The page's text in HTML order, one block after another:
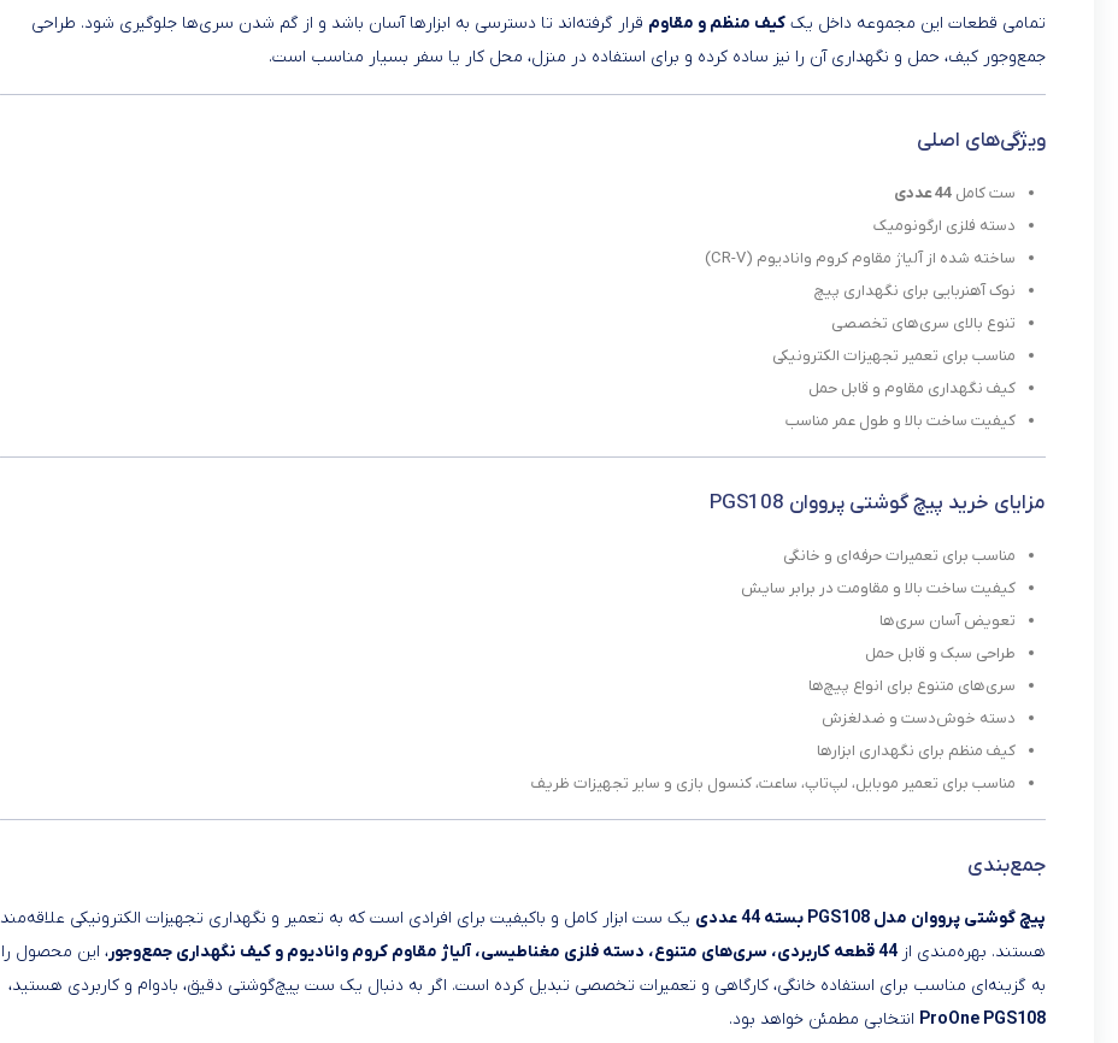
تمامی قطعات این مجموعه داخل یک کیف منظم و مقاوم قرار گرفته‌اند تا دسترسی به ابزارها آسان باشد و از گم شدن سری‌ها جلوگیری شود. طراحی
جمع‌وجور کیف، حمل و نگهداری آن را نیز ساده کرده و برای استفاده در منزل، محل کار یا سفر بسیار مناسب است.
ویژگی‌های اصلی
ست کامل 44 عددی
دسته فلزی ارگونومیک
ساخته شده از آلیاژ مقاوم کروم وانادیوم (CR-V)
نوک آهنربایی برای نگهداری پیچ
تنوع بالای سری‌های تخصصی
مناسب برای تعمیر تجهیزات الکترونیکی
کیف نگهداری مقاوم و قابل حمل
کیفیت ساخت بالا و طول عمر مناسب
مزایای خرید پیچ گوشتی پرووان PGS108
مناسب برای تعمیرات حرفه‌ای و خانگی
کیفیت ساخت بالا و مقاومت در برابر سایش
تعویض آسان سری‌ها
طراحی سبک و قابل حمل
سری‌های متنوع برای انواع پیچ‌ها
دسته خوش‌دست و ضدلغزش
کیف منظم برای نگهداری ابزارها
مناسب برای تعمیر موبایل، لپ‌تاپ، ساعت، کنسول بازی و سایر تجهیزات ظریف
جمع‌بندی
پیچ گوشتی پرووان مدل PGS108 بسته 44 عددی
یک ست ابزار کامل و باکیفیت برای افرادی است که به تعمیر و نگهداری تجهیزات الکترونیکی علاقه‌مند
هستند. بهره‌مندی از 44 قطعه کاربردی، سری‌های متنوع، دسته فلزی مغناطیسی، آلیاژ مقاوم کروم وانادیوم و کیف نگهداری جمع‌وجور
، این محصول را
به گزینه‌ای مناسب برای استفاده خانگی، کارگاهی و تعمیرات تخصصی تبدیل کرده است. اگر به دنبال یک ست پیچ‌گوشتی دقیق، بادوام و کاربردی هستید،
ProOne PGS108 انتخابی مطمئن خواهد بود.